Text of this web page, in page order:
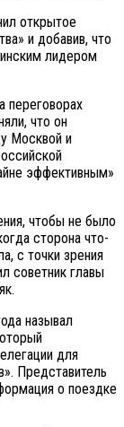
открытое
и добавив, что
лидером
переговорах
что он
Москвой и
эффективным»
чтобы не было
сторона что-
с точки зрения
советник главы
называл
для
Представитель
о поездке